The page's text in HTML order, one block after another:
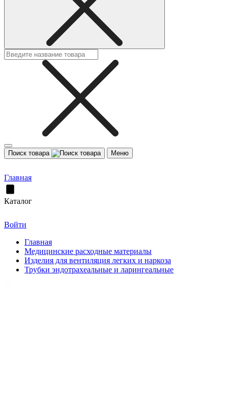
Поиск товара Меню
Главная
Каталог
Войти
Главная
Медицинские расходные материалы
Изделия для вентиляция легких и наркоза
Трубки эндотрахеальные и ларингеальные